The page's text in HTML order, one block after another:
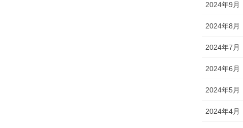
2024年9月
2024年8月
2024年7月
2024年6月
2024年5月
2024年4月